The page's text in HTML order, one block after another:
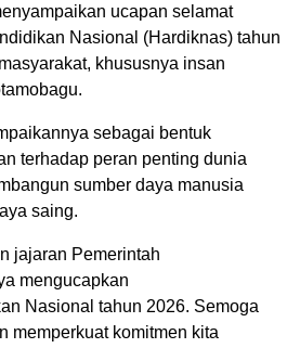
ucapan selamat
Nasional (Hardiknas) tahun
khususnya insan
sebagai bentuk
terhadap peran penting dunia
sumber daya manusia
saing.
jajaran Pemerintah
mengucapkan
Nasional tahun 2026. Semoga
memperkuat komitmen kita